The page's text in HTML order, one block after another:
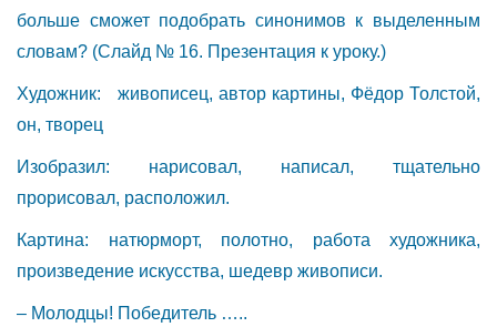
больше сможет подобрать синонимов к выделенным
словам? (Слайд № 16. Презентация к уроку.)
Художник: живописец, автор картины, Фёдор Толстой,
он, творец
Изобразил: нарисовал, написал, тщательно
прорисовал, расположил.
Картина: натюрморт, полотно, работа художника,
произведение искусства, шедевр живописи.
– Молодцы! Победитель …..